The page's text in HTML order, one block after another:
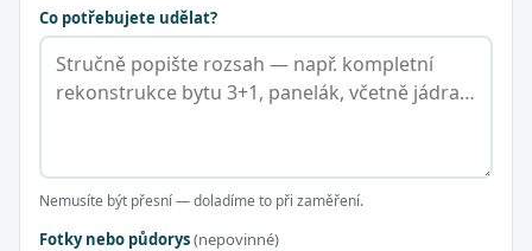
Co potřebujete udělat?
Nemusíte být přesní — doladíme to při zaměření.
Fotky nebo půdorys(nepovinné)